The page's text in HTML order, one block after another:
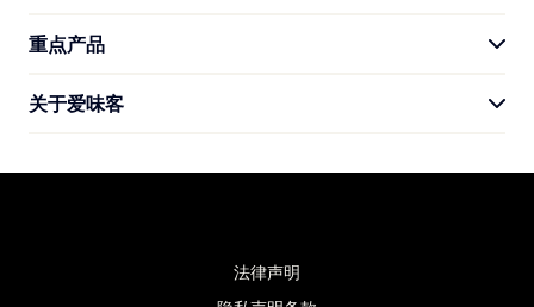
产品系列
重点产品
外卖
关于爱味客
我们的故事
法律声明